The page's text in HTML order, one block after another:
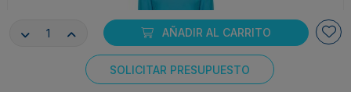
AÑADIR AL CARRITO
SOLICITAR PRESUPUESTO
Consentimiento de cookies